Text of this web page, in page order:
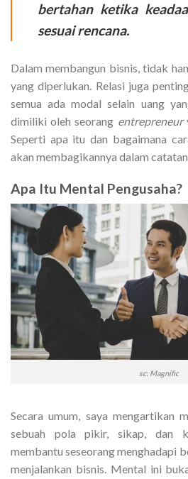
bertahan ketika
sesuai rencana.
Dalam membangun bisnis, tidak
yang diperlukan. Relasi juga
semua ada modal selain uang
dimiliki oleh seorang entrepreneur
Seperti apa itu dan bagaimana
akan membagikannya dalam
Apa Itu Mental Pengusaha?
sc: Magnific
Secara umum, saya mengartikan
sebuah pola pikir, sikap, dan
membantu seseorang menghadapi
menjalankan bisnis. Mental ini